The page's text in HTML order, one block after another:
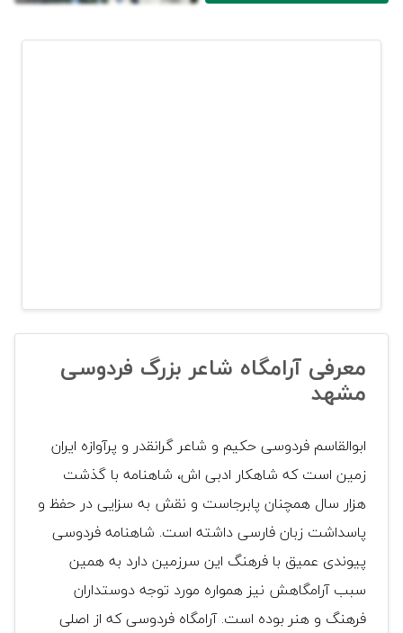
معرفی آرامگاه شاعر بزرگ فردوسی
مشهد
ابوالقاسم فردوسی حکیم و شاعر گرانقدر و پرآوازه ایران
زمین است که شاهکار ادبی اش، شاهنامه با گذشت
هزار سال همچنان پابرجاست و نقش به سزایی در حفظ و
پاسداشت زبان فارسی داشته است. شاهنامه فردوسی
پیوندی عمیق با فرهنگ این سرزمین دارد به همین
سبب آرامگاهش نیز همواره مورد توجه دوستداران
فرهنگ و هنر بوده است. آرامگاه فردوسی که از اصلی